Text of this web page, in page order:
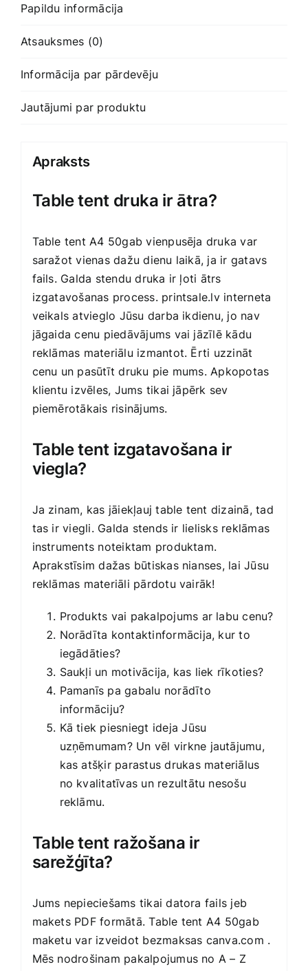
Papildu informācija
Atsauksmes (0)
Informācija par pārdevēju
Jautājumi par produktu
Apraksts
Table tent druka ir ātra?
Table tent A4 50gab vienpusēja druka var
saražot vienas dažu dienu laikā, ja ir gatavs
fails. Galda stendu druka ir ļoti ātrs
izgatavošanas process. printsale.lv interneta
veikals atvieglo Jūsu darba ikdienu, jo nav
jāgaida cenu piedāvājums vai jāzīlē kādu
reklāmas materiālu izmantot. Ērti uzzināt
cenu un pasūtīt druku pie mums. Apkopotas
klientu izvēles, Jums tikai jāpērk sev
piemērotākais risinājums.
Table tent izgatavošana ir
viegla?
Ja zinam, kas jāiekļauj table tent dizainā, tad
tas ir viegli. Galda stends ir lielisks reklāmas
instruments noteiktam produktam.
Aprakstīsim dažas būtiskas nianses, lai Jūsu
reklāmas materiāli pārdotu vairāk!
Produkts vai pakalpojums ar labu cenu?
Norādīta kontaktinformācija, kur to
iegādāties?
Saukļi un motivācija, kas liek rīkoties?
Pamanīs pa gabalu norādīto
informāciju?
Kā tiek piesniegt ideja Jūsu
uzņēmumam? Un vēl virkne jautājumu,
kas atšķir parastus drukas materiālus
no kvalitatīvas un rezultātu nesošu
reklāmu.
Table tent ražošana ir
sarežģīta?
Jums nepieciešams tikai datora fails jeb
makets PDF formātā. Table tent A4 50gab
maketu var izveidot bezmaksas canva.com .
Mēs nodrošinam pakalpojumus no A – Z